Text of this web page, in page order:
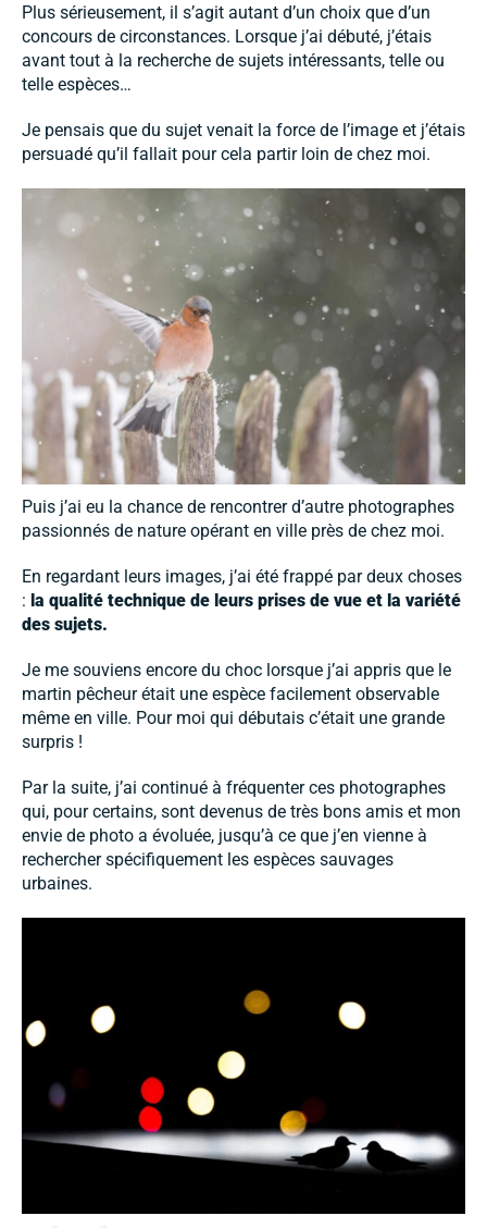
Plus sérieusement, il s’agit autant d’un choix que d’un
concours de circonstances. Lorsque j’ai débuté, j’étais
avant tout à la recherche de sujets intéressants, telle ou
telle espèces…
Je pensais que du sujet venait la force de l’image et j’étais
persuadé qu’il fallait pour cela partir loin de chez moi.
Puis j’ai eu la chance de rencontrer d’autre photographes
passionnés de nature opérant en ville près de chez moi.
En regardant leurs images, j’ai été frappé par deux choses
: la qualité technique de leurs prises de vue et la variété
des sujets.
Je me souviens encore du choc lorsque j’ai appris que le
martin pêcheur était une espèce facilement observable
même en ville. Pour moi qui débutais c’était une grande
surpris !
Par la suite, j’ai continué à fréquenter ces photographes
qui, pour certains, sont devenus de très bons amis et mon
envie de photo a évoluée, jusqu’à ce que j’en vienne à
rechercher spécifiquement les espèces sauvages
urbaines.